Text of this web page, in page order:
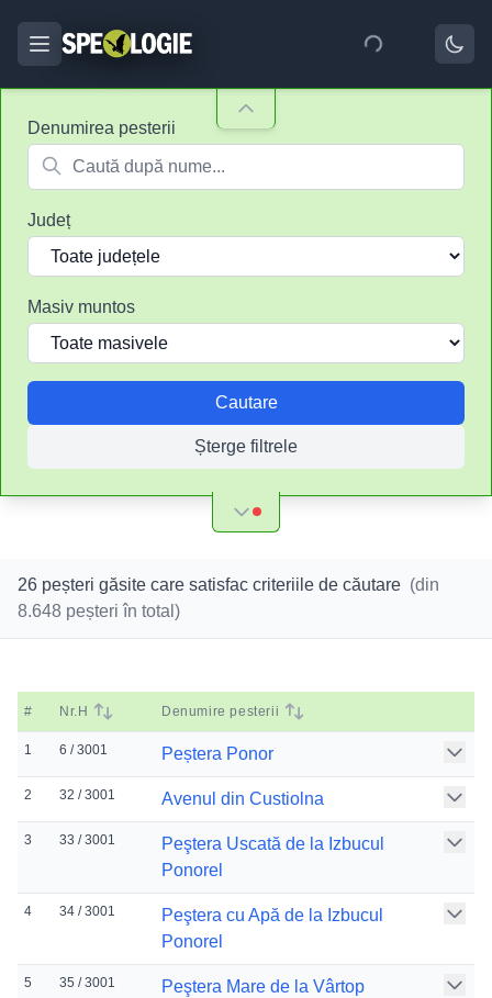
Denumirea pesterii
Județ
Masiv muntos
Cautare
Șterge filtrele
26 peșteri găsite care satisfac criteriile de căutare (din
8.648 peșteri în total)
# Nr.H Denumire pesterii
1 6 / 3001 Peștera Ponor
2 32 / 3001 Avenul din Custiolna
3 33 / 3001
Peştera Uscată de la Izbucul
Ponorel
4 34 / 3001
Peştera cu Apă de la Izbucul
Ponorel
5 35 / 3001 Peştera Mare de la Vârtop